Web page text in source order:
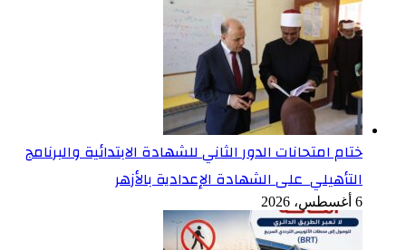
ختام امتحانات الدور الثاني للشهادة الابتدائية والبرنامج
التأهيلي على الشهادة الإعدادية بالأزهر
6 أغسطس، 2026